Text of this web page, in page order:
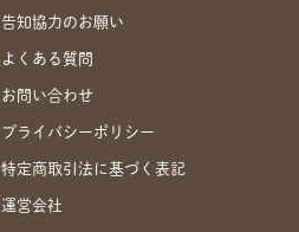
告知協力のお願い
よくある質問
お問い合わせ
プライバシーポリシー
特定商取引法に基づく表記
運営会社